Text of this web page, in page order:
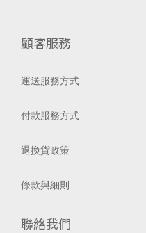
顧客服務
運送服務方式
付款服務方式
退換貨政策
條款與細則
聯絡我們